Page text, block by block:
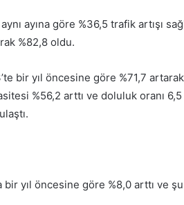
ayına göre %36,5 trafik artışı
%82,8 oldu.
bir yıl öncesine göre %71,7
%56,2 arttı ve doluluk oranı
bir yıl öncesine göre %8,0 arttı ve